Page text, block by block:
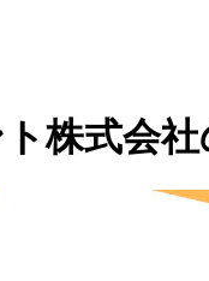
株式会社